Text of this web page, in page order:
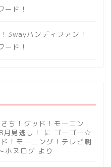
ード！
3wayハンディファン！
ード！
ち！グッド！モーニン
見逃し！
に ゴーゴー☆
！モーニング！テレビ朝
ホヌログ より